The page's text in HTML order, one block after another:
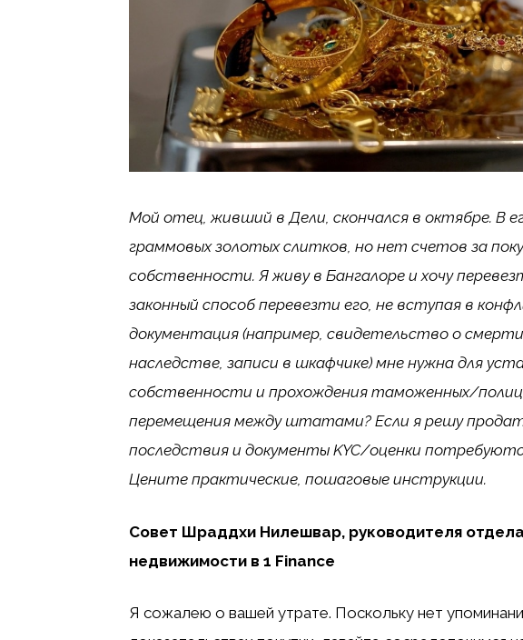
Мой отец, живший в Дели, скончался в октябре. В
граммовых золотых слитков, но нет счетов за
собственности. Я живу в Бангалоре и хочу
законный способ перевезти его, не вступая в
документация (например, свидетельство о
наследстве, записи в шкафчике) мне нужна для
собственности и прохождения таможенных/
перемещения между штатами? Если я решу
последствия и документы KYC/оценки
Цените практические, пошаговые инструкции.
Совет Шраддхи Нилешвар, руководителя
недвижимости в 1 Finance
Я сожалею о вашей утрате. Поскольку нет